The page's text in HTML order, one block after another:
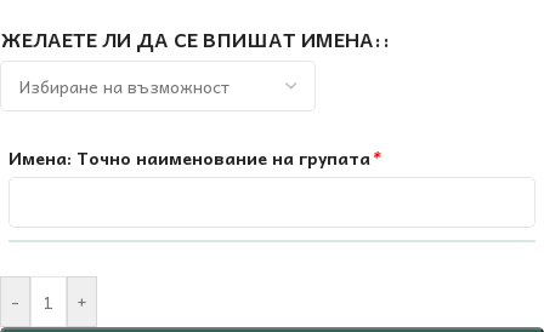
ЖЕЛАЕТЕ ЛИ ДА СЕ ВПИШАТ ИМЕНА:
Имена: Точно наименование на групата*
- +